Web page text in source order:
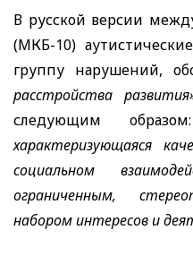
В русской версии
(МКБ-10)
группу нарушений,
расстройства
следующим
характеризующаяся
социальном
ограниченным,
набором интересов и